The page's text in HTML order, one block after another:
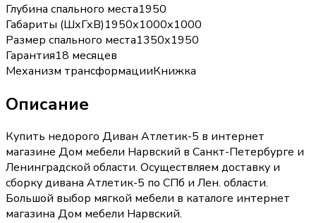
Глубина спального места1950
Габариты (ШхГхВ)1950х1000х1000
Размер спального места1350х1950
Гарантия18 месяцев
Механизм трансформацииКнижка
Описание
Купить недорого Диван Атлетик-5 в интернет
магазине Дом мебели Нарвский в Санкт-Петербурге и
Ленинградской области. Осуществляем доставку и
сборку дивана Атлетик-5 по СПб и Лен. области.
Большой выбор мягкой мебели в каталоге интернет
магазина Дом мебели Нарвский.